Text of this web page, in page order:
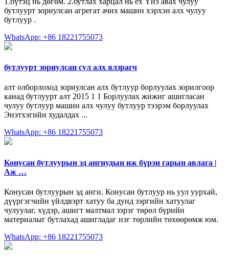
бутлуурт зориулсан агрегат ачих машин хэрхэн алх чулуу
бутлуур .
WhatsApp: +86 18221755073
бутлуурт зориулсан сул алх ялзрагч
алт олборлоход зориулсан алх бутлуур борлуулах зорилгоор
канад бутлуурт алт 2015 1 1 Борлуулах жижиг ашигласан
чулуу бутлуур машин алх чулуу бутлуур тээрэм борлуулах
Энэтхэгийн худалдах ...
WhatsApp: +86 18221755073
Конусан бутлуурын эд ангиудын иж бүрэн гарын авлага |
Аж …
Конусан бутлуурын эд анги. Конусан бутлуур нь уул уурхай,
дүүргэгчийн үйлдвэрт хатуу ба дунд зэргийн хатуулаг
чулуулаг, хүдэр, ашигт малтмал зэрэг төрөл бүрийн
материалыг бутлахад ашигладаг нэг төрлийн төхөөрөмж юм.
WhatsApp: +86 18221755073